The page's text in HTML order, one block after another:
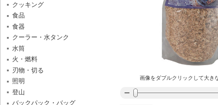
画像をダブルクリックして大き
クッキング
食品
食器
クーラー・水タンク
水筒
火・燃料
刃物・切る
照明
登山
バックパック・バッグ